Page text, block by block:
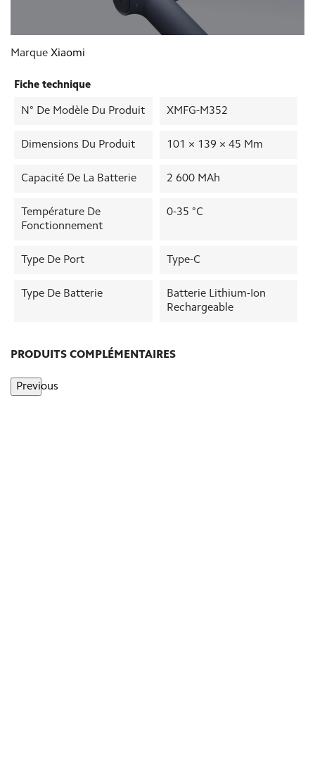
Marque Xiaomi
Fiche technique
N° De Modèle Du Produit XMFG-M352
Dimensions Du Produit 101 × 139 × 45 Mm
Capacité De La Batterie 2 600 MAh
Température De
Fonctionnement
0-35 °C
Type De Port Type-C
Type De Batterie
Batterie Lithium-Ion
Rechargeable
PRODUITS COMPLÉMENTAIRES
Previous